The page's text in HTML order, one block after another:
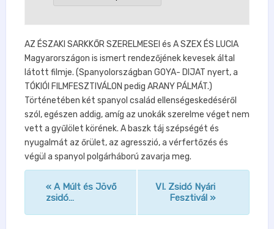
AZ ÉSZAKI SARKKŐR SZERELMESEI és A SZEX ÉS LUCIA
Magyarországon is ismert rendezőjének kevesek által
látott filmje. (Spanyolországban GOYA- DIJAT nyert, a
TÓKIÓI FILMFESZTIVÁLON pedig ARANY PÁLMÁT.)
Történetében két spanyol család ellenségeskedéséről
szól, egészen addig, amíg az unokák szerelme véget nem
vett a gyűlölet körének. A baszk táj szépségét és
nyugalmát az őrület, az agresszió, a vérfertőzés és
végül a spanyol polgárháború zavarja meg.
a
« A Múlt és Jövő
zsidó…
VI. Zsidó Nyári
Fesztivál »